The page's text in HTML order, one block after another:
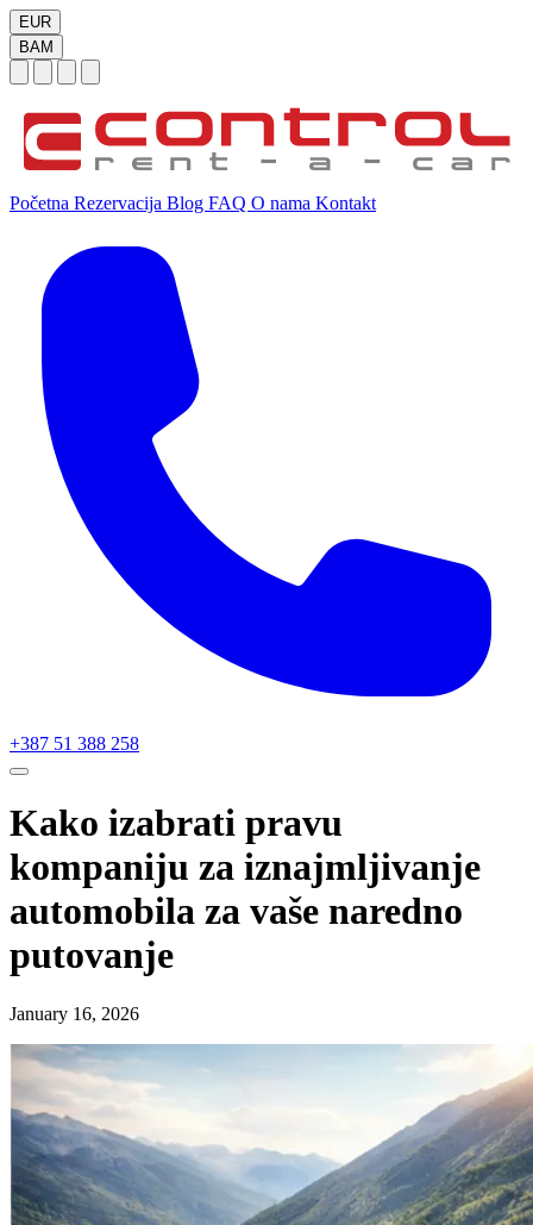
EUR
BAM
Početna Rezervacija Blog FAQ O nama Kontakt
+387 51 388 258
Kako izabrati pravu
kompaniju za iznajmljivanje
automobila za vaše naredno
putovanje
January 16, 2026